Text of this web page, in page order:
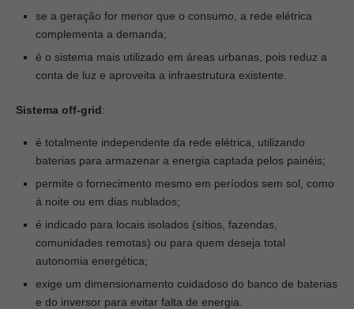
se a geração for menor que o consumo, a rede elétrica
complementa a demanda;
é o sistema mais utilizado em áreas urbanas, pois reduz a
conta de luz e aproveita a infraestrutura existente.
Sistema off-grid:
é totalmente independente da rede elétrica, utilizando
baterias para armazenar a energia captada pelos painéis;
permite o fornecimento mesmo em períodos sem sol, como
à noite ou em dias nublados;
é indicado para locais isolados (sítios, fazendas,
comunidades remotas) ou para quem deseja total
autonomia energética;
exige um dimensionamento cuidadoso do banco de baterias
e do inversor para evitar falta de energia.